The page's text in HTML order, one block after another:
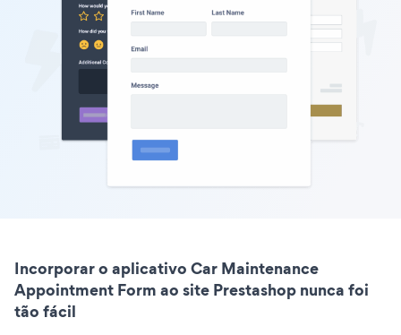
Incorporar o aplicativo Car Maintenance
Appointment Form ao site Prestashop nunca foi
tão fácil